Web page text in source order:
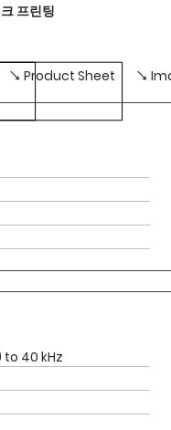
프린팅
↘ Product Sheet ↘
to 40 kHz